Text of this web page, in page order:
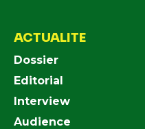
ACTUALITE
Dossier
Editorial
Interview
Audience